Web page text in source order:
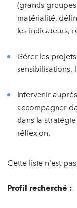
(grands
matérialité,
les indicateurs,
Gérer les
sensibilisations,
Intervenir
accompagner
dans la
réflexion.
Cette liste n'est
Profil recherché :